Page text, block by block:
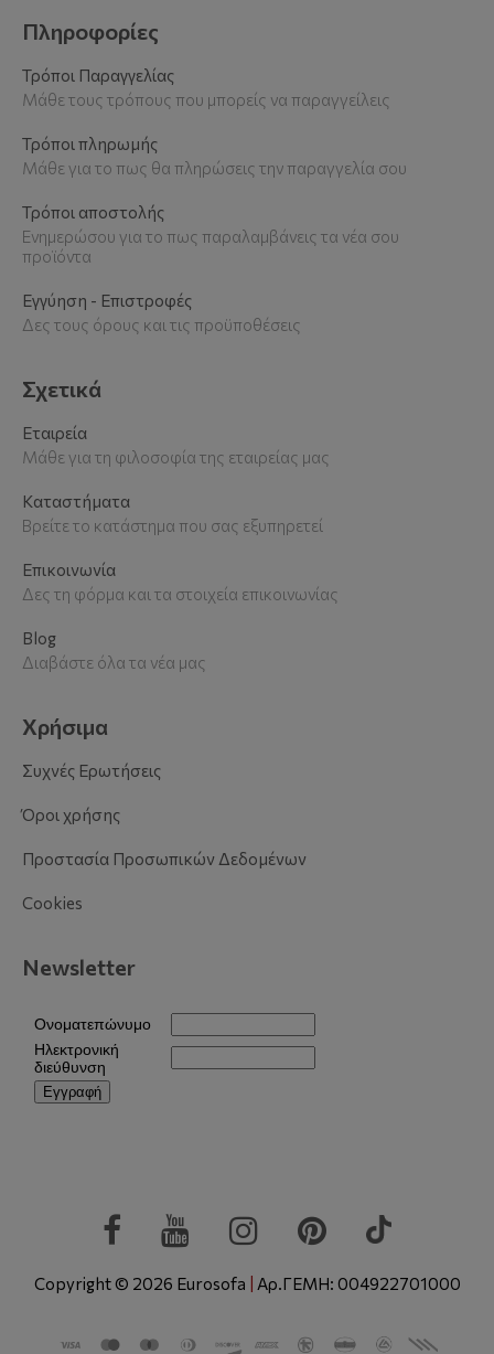
Πληροφορίες
Τρόποι Παραγγελίας
Μάθε τους τρόπους που μπορείς να παραγγείλεις
Τρόποι πληρωμής
Μάθε για το πως θα πληρώσεις την παραγγελία σου
Τρόποι αποστολής
Ενημερώσου για το πως παραλαμβάνεις τα νέα σου
προϊόντα
Εγγύηση - Επιστροφές
Δες τους όρους και τις προϋποθέσεις
Σχετικά
Εταιρεία
Μάθε για τη φιλοσοφία της εταιρείας μας
Καταστήματα
Βρείτε το κατάστημα που σας εξυπηρετεί
Επικοινωνία
Δες τη φόρμα και τα στοιχεία επικοινωνίας
Blog
Διαβάστε όλα τα νέα μας
Χρήσιμα
Συχνές Ερωτήσεις
Όροι χρήσης
Προστασία Προσωπικών Δεδομένων
Cookies
Newsletter
Copyright © 2026 Eurosofa Αρ.ΓΕΜΗ: 004922701000